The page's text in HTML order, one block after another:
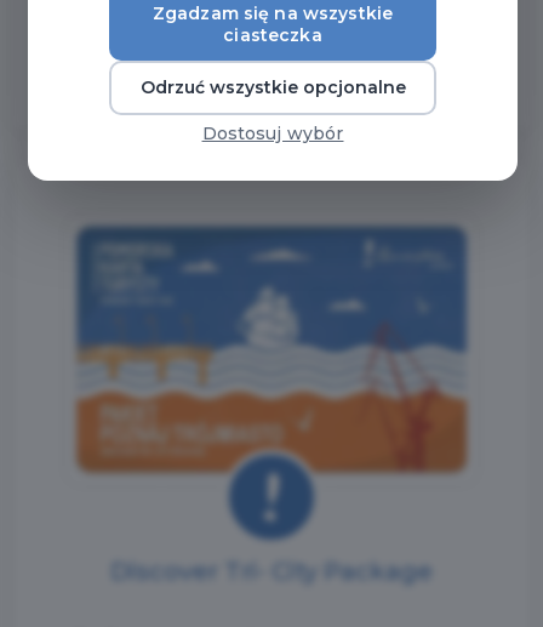
Read more
Discover Tri- City Package
Zgadzam się na wszystkie
ciasteczka
Odrzuć wszystkie opcjonalne
Dostosuj wybór